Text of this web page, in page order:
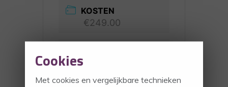
KOSTEN
€249.00
Cookies
Met cookies en vergelijkbare technieken